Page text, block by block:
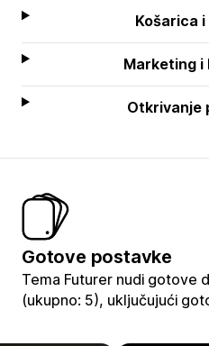
Košarica
Marketing i
Otkrivanje
Gotove postavke
Tema Futurer nudi gotove
(ukupno: 5), uključujući